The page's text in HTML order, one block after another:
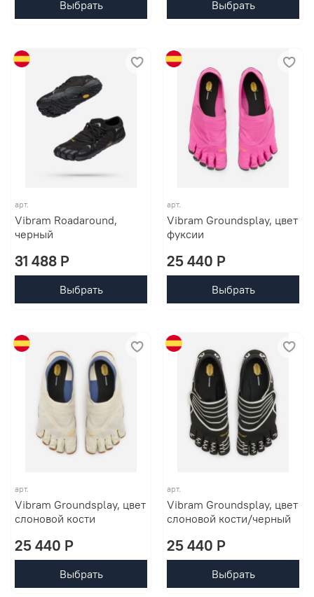
Выбрать Выбрать
арт.
Vibram Roadaround,
черный
31 488 P
Выбрать
арт.
Vibram Groundsplay, цвет
фуксии
25 440 P
Выбрать
арт.
Vibram Groundsplay, цвет
слоновой кости
25 440 P
Выбрать
арт.
Vibram Groundsplay, цвет
слоновой кости/черный
25 440 P
Выбрать